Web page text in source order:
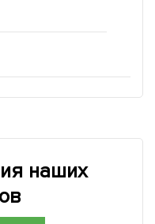
наших